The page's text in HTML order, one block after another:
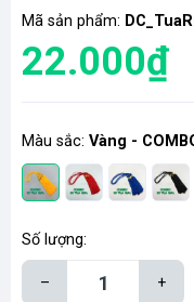
Mã sản phẩm:
22.000₫
Màu sắc: Vàng -
Số lượng:
– +